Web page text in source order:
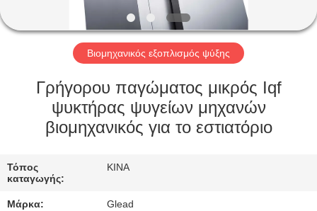
ΕΜΦΆΝΙΣΗ
VR
ΣΧΕΤΙΚΆ
ΕΜΆΣ
ΕΠΙΣΚΈΨΕΙΣ
ΣΤΟ
Βιομηχανικός εξοπλισμός ψύξης
Γρήγορου παγώματος μικρός Iqf
ψυκτήρας ψυγείων μηχανών
βιομηχανικός για το εστιατόριο
Τόπος
καταγωγής:
ΚΙΝΑ
Μάρκα: Glead